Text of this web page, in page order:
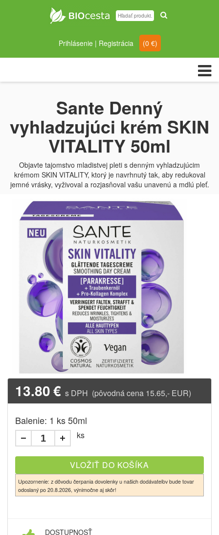
Prihlásenie| Registrácia (0 €)
Sante Denný
vyhladzujúci krém SKIN
VITALITY 50ml
Objavte tajomstvo mladistvej pleti s denným vyhladzujúcim
krémom SKIN VITALITY, ktorý je navrhnutý tak, aby redukoval
jemné vrásky, vyživoval a rozjasňoval vašu unavenú a mdlú pleť.
13.80€ s DPH (pôvodná cena 15.65,- EUR)
Balenie: 1 ks 50ml
ks
Upozornenie: z dôvodu čerpania dovolenky u našich dodávateľov bude tovar
odoslaný po 20.8.2026, výnimočne aj skôr!
DOSTUPNOSŤ